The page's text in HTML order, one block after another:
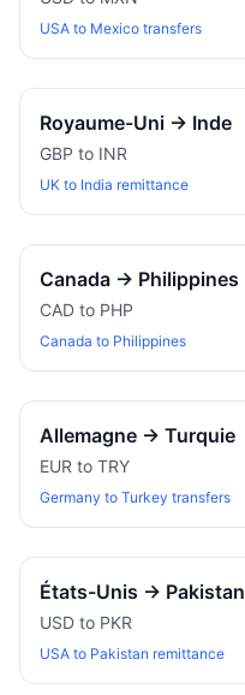
USA to Mexico transfers
Royaume-Uni → Inde
GBP to INR
UK to India remittance
Canada → Philippines
CAD to PHP
Canada to Philippines
Allemagne → Turquie
EUR to TRY
Germany to Turkey transfers
États-Unis → Pakistan
USD to PKR
USA to Pakistan remittance